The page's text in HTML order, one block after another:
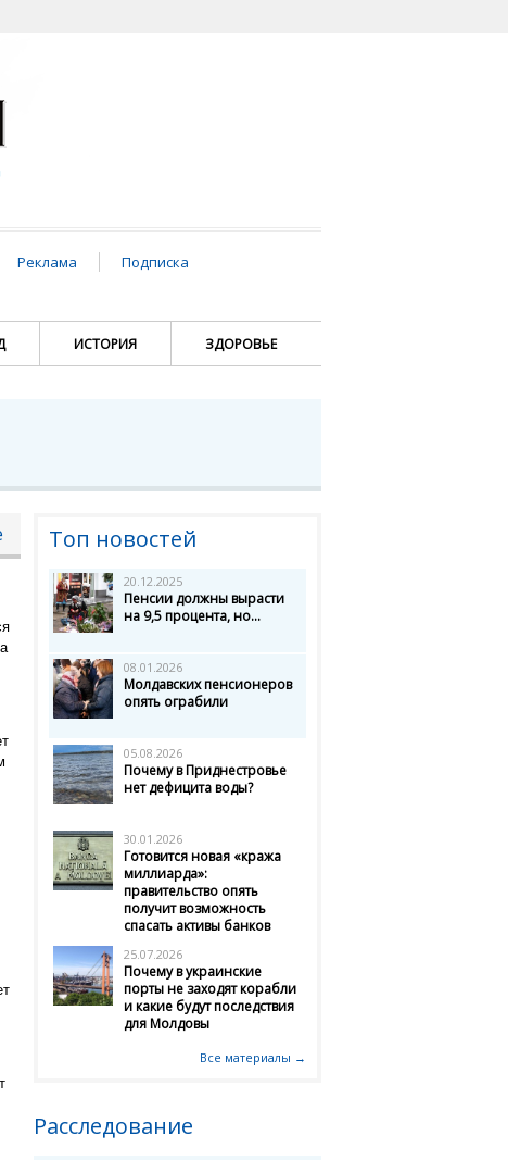
Реклама
Подписка
ИСТОРИЯ ЗДОРОВЬЕ
Топ новостей
20.12.2025
Пенсии должны вырасти
на 9,5 процента, но...
08.01.2026
Молдавских пенсионеров
опять ограбили
05.08.2026
Почему в Приднестровье
нет дефицита воды?
30.01.2026
Готовится новая «кража
миллиарда»:
правительство опять
получит возможность
спасать активы банков
25.07.2026
Почему в украинские
порты не заходят корабли
и какие будут последствия
для Молдовы
Все материалы →
Расследование